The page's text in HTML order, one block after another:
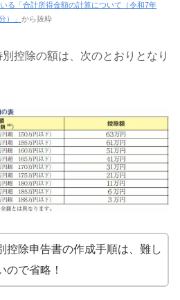
る「合計所得金額の計算について（令和7年
）」 から抜粋
控除の額は、次のとおりとなり
控除申告書の作成手順は、難し
ので省略！